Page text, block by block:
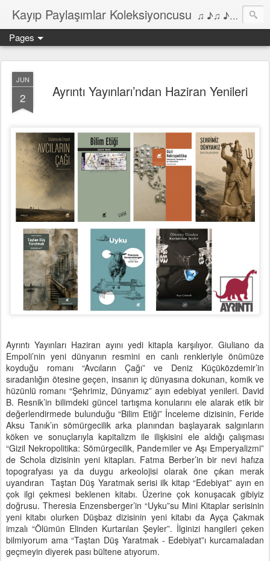
Kayıp Paylaşımlar Koleksiyoncusu ♫ ♪♫ ♪ ♫ ♪♫ ♪•♫♪ 2006'dan bu yana Film, Dizi, Müzik ve Kitaplar üzerine Yazılar Diyarı...
Pages
JUN
2 Ayrıntı Yayınları’ndan Haziran Yenileri
Ayrıntı Yayınları Haziran ayını yedi kitapla karşılıyor. Giuliano da
Empoli’nin yeni dünyanın resmini en canlı renkleriyle önümüze
koyduğu romanı “Avcıların Çağı” ve Deniz Küçüközdemir’in
sıradanlığın ötesine geçen, insanın iç dünyasına dokunan, komik ve
hüzünlü romanı “Şehrimiz, Dünyamız” ayın edebiyat yenileri. David
B. Resnik’in bilimdeki güncel tartışma konularını ele alarak etik bir
değerlendirmede bulunduğu “Bilim Etiği” İnceleme dizisinin, Feride
Aksu Tanık’ın sömürgecilik arka planından başlayarak salgınların
köken ve sonuçlarıyla kapitalizm ile ilişkisini ele aldığı çalışması
“Gizil Nekropolitika: Sömürgecilik, Pandemiler ve Aşı Emperyalizmi”
de Schola dizisinin yeni kitapları. Fatma Berber’in bir nevi hafıza
topografyası ya da duygu arkeolojisi olarak öne çıkan merak
uyandıran Taştan Düş Yaratmak serisi ilk kitap “Edebiyat” ayın en
çok ilgi çekmesi beklenen kitabı. Üzerine çok konuşacak gibiyiz
doğrusu. Theresia Enzensberger’in “Uyku”su Mini Kitaplar serisinin
yeni kitabı olurken Düşbaz dizisinin yeni kitabı da Ayça Çakmak
imzalı “Ölümün Elinden Kurtarılan Şeyler”. İlginizi hangileri çeken
bilmiyorum ama “Taştan Düş Yaratmak - Edebiyat”ı kurcamaladan
geçmeyin diyerek pası bültene atıyorum.